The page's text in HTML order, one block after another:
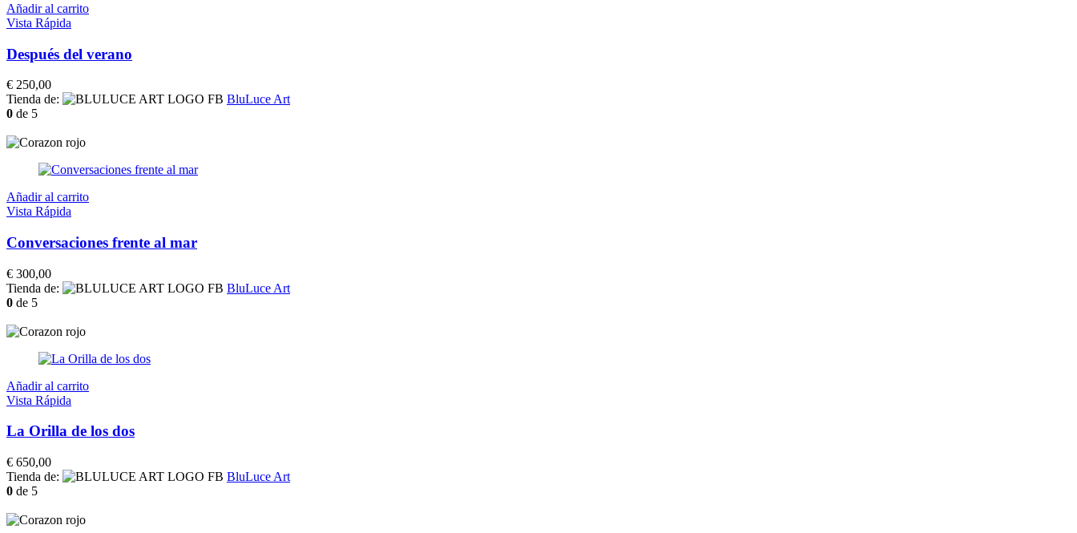
Añadir al carrito
Vista Rápida
Después del verano
€ 250,00
Tienda de:
BluLuce Art
0 de 5
Añadir al carrito
Vista Rápida
Conversaciones frente al mar
€ 300,00
Tienda de:
BluLuce Art
0 de 5
Añadir al carrito
Vista Rápida
La Orilla de los dos
€ 650,00
Tienda de:
BluLuce Art
0 de 5